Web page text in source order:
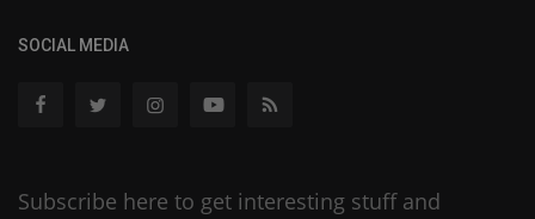
SOCIAL MEDIA
Subscribe here to get interesting stuff and